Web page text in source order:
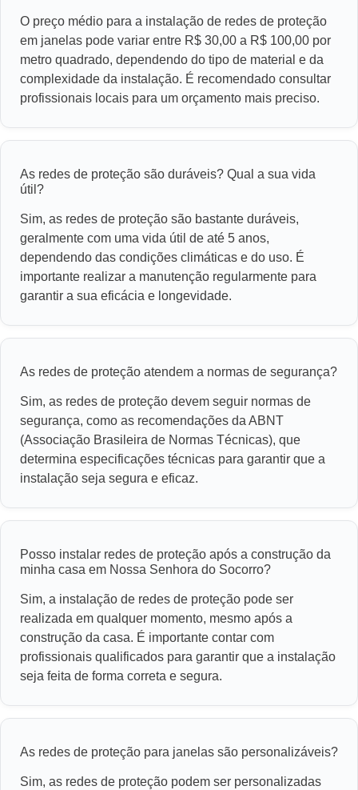
O preço médio para a instalação de redes de proteção
em janelas pode variar entre R$ 30,00 a R$ 100,00 por
metro quadrado, dependendo do tipo de material e da
complexidade da instalação. É recomendado consultar
profissionais locais para um orçamento mais preciso.
As redes de proteção são duráveis? Qual a sua vida
útil?
Sim, as redes de proteção são bastante duráveis,
geralmente com uma vida útil de até 5 anos,
dependendo das condições climáticas e do uso. É
importante realizar a manutenção regularmente para
garantir a sua eficácia e longevidade.
As redes de proteção atendem a normas de segurança?
Sim, as redes de proteção devem seguir normas de
segurança, como as recomendações da ABNT
(Associação Brasileira de Normas Técnicas), que
determina especificações técnicas para garantir que a
instalação seja segura e eficaz.
Posso instalar redes de proteção após a construção da
minha casa em Nossa Senhora do Socorro?
Sim, a instalação de redes de proteção pode ser
realizada em qualquer momento, mesmo após a
construção da casa. É importante contar com
profissionais qualificados para garantir que a instalação
seja feita de forma correta e segura.
As redes de proteção para janelas são personalizáveis?
Sim, as redes de proteção podem ser personalizadas